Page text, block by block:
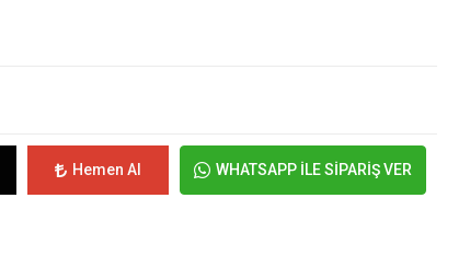
Hemen Al WHATSAPP İLE SİPARİŞ VER